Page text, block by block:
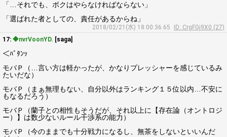
「…それでも、ボクはやらなければならない」
「選ばれた者としての、責任があるからね」
2018/02/21(水) 18:00:36.65
ID: CrgFGj9X0 (27)
17: ◆nvrVoonYD. [saga]
＜ﾊﾞﾀﾝｯ
モバＰ（…言い方は軽かったが、かなりプレッシャーを感じているみ
たいだな）
モバＰ（まぁ無理もない、自分以外はランキング１５位以内…不安に
もなるだろう）
モバＰ（蘭子との相性もそうだが、それ以上に【存在論（オントロジ
ー）】は数少ないルール干渉系の能力）
モバＰ（今のままでも十分戦力になるし、無茶をしないといいんだ